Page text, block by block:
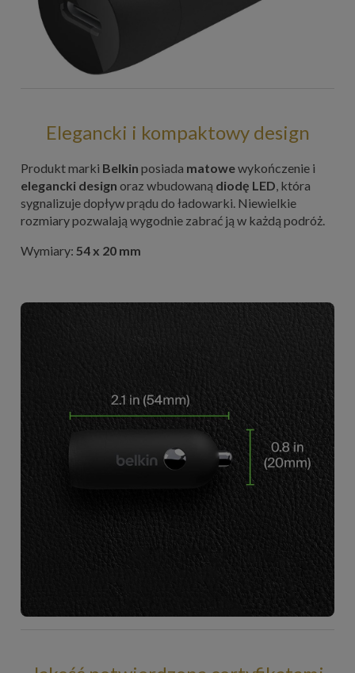
Elegancki i kompaktowy design
Produkt marki Belkin posiada matowewykończenie i
elegancki design oraz wbudowaną diodę LED , która
sygnalizuje dopływ prądu do ładowarki. Niewielkie
rozmiary pozwalają wygodnie zabrać ją w każdą podróż.
Wymiary: 54 x 20 mm